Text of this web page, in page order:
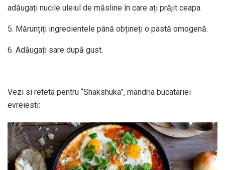
adăugați nucile uleiul de măsline în care ați prăjit ceapa.
5. Mărunțiți ingredientele până obțineți o pastă omogenă.
6. Adăugați sare după gust.
Vezi si reteta pentru “Shakshuka”, mandria bucatariei
evreiesti: